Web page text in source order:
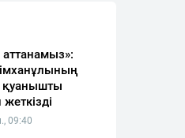
қуанышты
09:40